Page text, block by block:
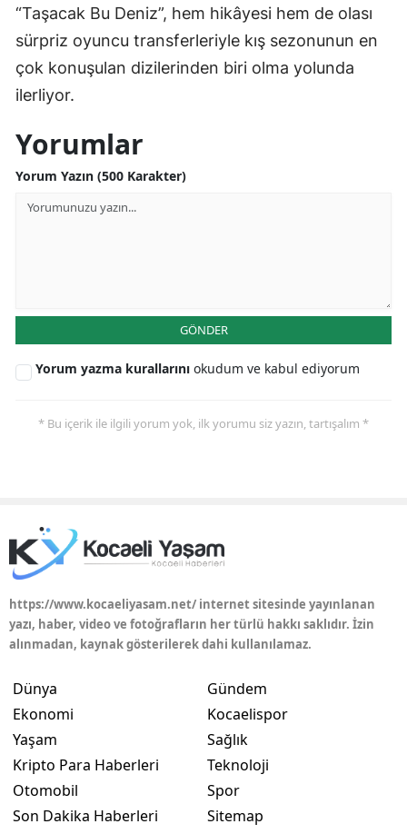
“Taşacak Bu Deniz”, hem hikâyesi hem de olası
sürpriz oyuncu transferleriyle kış sezonunun en
çok konuşulan dizilerinden biri olma yolunda
ilerliyor.
Yorumlar
Yorum Yazın (500 Karakter)
GÖNDER
Yorum yazma kurallarını okudum ve kabul ediyorum
* Bu içerik ile ilgili yorum yok, ilk yorumu siz yazın, tartışalım *
https://www.kocaeliyasam.net/ internet sitesinde yayınlanan
yazı, haber, video ve fotoğrafların her türlü hakkı saklıdır. İzin
alınmadan, kaynak gösterilerek dahi kullanılamaz.
Dünya
Ekonomi
Yaşam
Kripto Para Haberleri
Otomobil
Son Dakika Haberleri
Gündem
Kocaelispor
Sağlık
Teknoloji
Spor
Sitemap